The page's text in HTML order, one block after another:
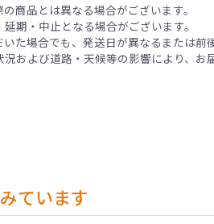
商品とは異なる場合がございます。
期・中止となる場合がございます。
た場合でも、発送日が異なるまたは前
および道路・天候等の影響により、
ています